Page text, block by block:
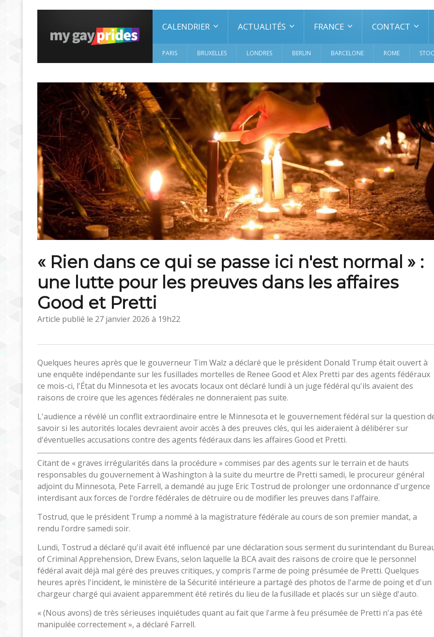
CALENDRIER ACTUALITÉS FRANCE CONTACT
PARIS BRUXELLES LONDRES BERLIN BARCELONE ROME
« Rien dans ce qui se passe ici n'est normal » :
une lutte pour les preuves dans les affaires
Good et Pretti
Article publié le 27 janvier 2026 à 19h22
Quelques heures après que le gouverneur Tim Walz a déclaré que le président Donald Trump était ouvert à
une enquête indépendante sur les fusillades mortelles de Renee Good et Alex Pretti par des agents fédéraux
ce mois-ci, l'État du Minnesota et les avocats locaux ont déclaré lundi à un juge fédéral qu'ils avaient des
raisons de croire que les agences fédérales ne donneraient pas suite.
L'audience a révélé un conflit extraordinaire entre le Minnesota et le gouvernement fédéral sur la question
savoir si les autorités locales devraient avoir accès à des preuves clés, qui les aideraient à délibérer sur
d'éventuelles accusations contre des agents fédéraux dans les affaires Good et Pretti.
Citant de « graves irrégularités dans la procédure » commises par des agents sur le terrain et de hauts
responsables du gouvernement à Washington à la suite du meurtre de Pretti samedi, le procureur général
adjoint du Minnesota, Pete Farrell, a demandé au juge Eric Tostrud de prolonger une ordonnance d'urgence
interdisant aux forces de l'ordre fédérales de détruire ou de modifier les preuves dans l'affaire.
Tostrud, que le président Trump a nommé à la magistrature fédérale au cours de son premier mandat, a
rendu l'ordre samedi soir.
Lundi, Tostrud a déclaré qu'il avait été influencé par une déclaration sous serment du surintendant du
of Criminal Apprehension, Drew Evans, selon laquelle la BCA avait des raisons de croire que le personnel
fédéral avait déjà mal géré des preuves critiques, y compris l'arme de poing présumée de Pretti. Quelques
heures après l'incident, le ministère de la Sécurité intérieure a partagé des photos de l'arme de poing et d'un
chargeur chargé qui avaient apparemment été retirés du lieu de la fusillade et placés sur un siège d'auto.
« (Nous avons) de très sérieuses inquiétudes quant au fait que l'arme à feu présumée de Pretti n'a pas été
manipulée correctement », a déclaré Farrell.